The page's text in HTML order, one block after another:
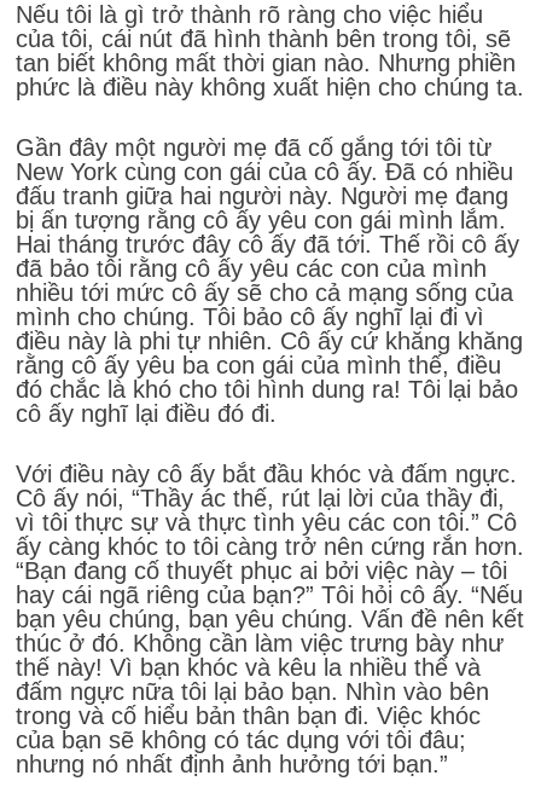
Nếu tôi là gì trở thành rõ ràng cho việc hiểu
của tôi, cái nút đã hình thành bên trong tôi, sẽ
tan biết không mất thời gian nào. Nhưng phiền
phức là điều này không xuất hiện cho chúng ta.
Gần đây một người mẹ đã cố gắng tới tôi từ
New York cùng con gái của cô ấy. Đã có nhiều
đấu tranh giữa hai người này. Người mẹ đang
bị ấn tượng rằng cô ấy yêu con gái mình lắm.
Hai tháng trước đây cô ấy đã tới. Thế rồi cô ấy
đã bảo tôi rằng cô ấy yêu các con của mình
nhiều tới mức cô ấy sẽ cho cả mạng sống của
mình cho chúng. Tôi bảo cô ấy nghĩ lại đi vì
điều này là phi tự nhiên. Cô ấy cứ khăng khăng
rằng cô ấy yêu ba con gái của mình thế, điều
đó chắc là khó cho tôi hình dung ra! Tôi lại bảo
cô ấy nghĩ lại điều đó đi.
Với điều này cô ấy bắt đầu khóc và đấm ngực.
Cô ấy nói, “Thầy ác thế, rút lại lời của thầy đi,
vì tôi thực sự và thực tình yêu các con tôi.” Cô
ấy càng khóc to tôi càng trở nên cứng rắn hơn.
“Bạn đang cố thuyết phục ai bởi việc này – tôi
hay cái ngã riêng của bạn?” Tôi hỏi cô ấy. “Nếu
bạn yêu chúng, bạn yêu chúng. Vấn đề nên kết
thúc ở đó. Không cần làm việc trưng bày như
thế này! Vì bạn khóc và kêu la nhiều thế và
đấm ngực nữa tôi lại bảo bạn. Nhìn vào bên
trong và cố hiểu bản thân bạn đi. Việc khóc
của bạn sẽ không có tác dụng với tôi đâu;
nhưng nó nhất định ảnh hưởng tới bạn.”